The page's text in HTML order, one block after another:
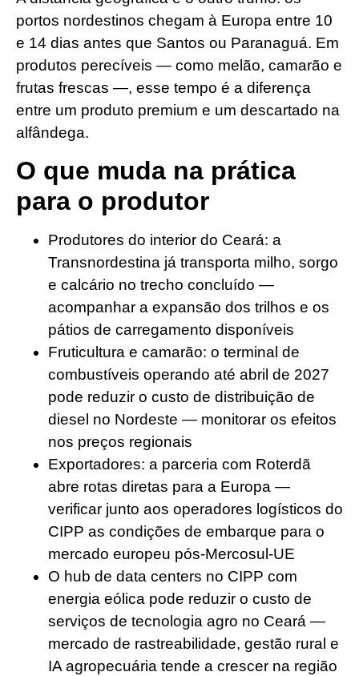
portos nordestinos chegam à Europa entre 10
e 14 dias antes que Santos ou Paranaguá. Em
produtos perecíveis — como melão, camarão e
frutas frescas —, esse tempo é a diferença
entre um produto premium e um descartado na
alfândega.
O que muda na prática
para o produtor
Produtores do interior do Ceará: a
Transnordestina já transporta milho, sorgo
e calcário no trecho concluído —
acompanhar a expansão dos trilhos e os
pátios de carregamento disponíveis
Fruticultura e camarão: o terminal de
combustíveis operando até abril de 2027
pode reduzir o custo de distribuição de
diesel no Nordeste — monitorar os efeitos
nos preços regionais
Exportadores: a parceria com Roterdã
abre rotas diretas para a Europa —
verificar junto aos operadores logísticos do
CIPP as condições de embarque para o
mercado europeu pós-Mercosul-UE
O hub de data centers no CIPP com
energia eólica pode reduzir o custo de
serviços de tecnologia agro no Ceará —
mercado de rastreabilidade, gestão rural e
IA agropecuária tende a crescer na região